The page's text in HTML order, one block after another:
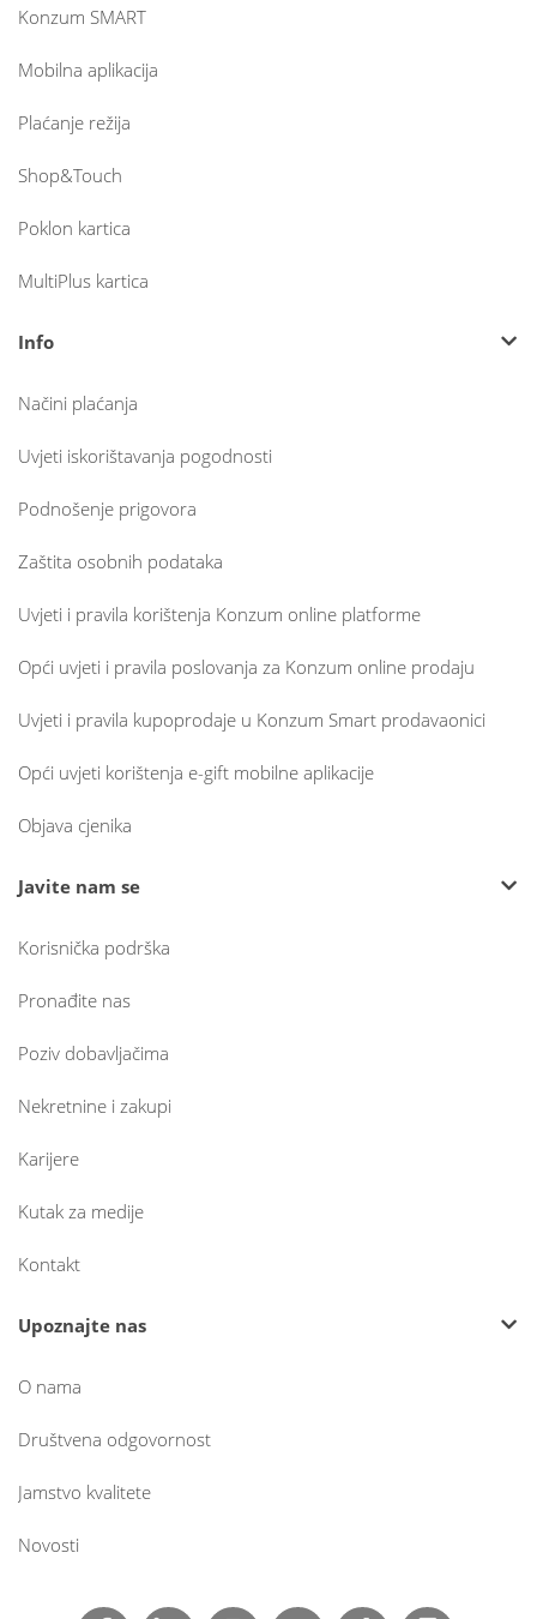
Konzum SMART
Mobilna aplikacija
Plaćanje režija
Shop&Touch
Poklon kartica
MultiPlus kartica
Info
Načini plaćanja
Uvjeti iskorištavanja pogodnosti
Podnošenje prigovora
Zaštita osobnih podataka
Uvjeti i pravila korištenja Konzum online platforme
Opći uvjeti i pravila poslovanja za Konzum online prodaju
Uvjeti i pravila kupoprodaje u Konzum Smart prodavaonici
Opći uvjeti korištenja e-gift mobilne aplikacije
Objava cjenika
Javite nam se
Korisnička podrška
Pronađite nas
Poziv dobavljačima
Nekretnine i zakupi
Karijere
Kutak za medije
Kontakt
Upoznajte nas
O nama
Društvena odgovornost
Jamstvo kvalitete
Novosti